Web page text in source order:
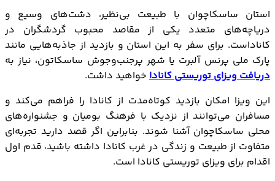
استان ساسکاچوان با طبیعت بی‌نظیر، دشت‌های وسیع و
دریاچه‌های متعدد یکی از مقاصد محبوب گردشگران در
کاناداست. برای سفر به این استان و بازدید از جاذبه‌هایی مانند
پارک ملی پرنس آلبرت یا شهر پرجنب‌وجوش ساسکاتون، نیاز به
دریافت ویزای توریستی کانادا خواهید داشت.
این ویزا امکان بازدید کوتاه‌مدت از کانادا را فراهم می‌کند و
مسافران می‌توانند از نزدیک با فرهنگ بومیان و جشنواره‌های
محلی ساسکاچوان آشنا شوند. بنابراین اگر قصد دارید تجربه‌ای
متفاوت از طبیعت و زندگی در غرب کانادا داشته باشید، قدم اول
اقدام برای ویزای توریستی کانادا است.